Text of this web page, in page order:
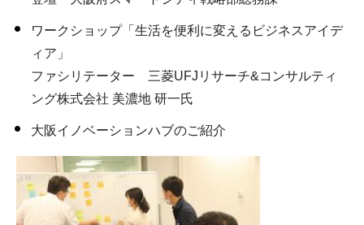
ワークショップ「生活を便利に変えるビジネスアイデ
ィア」
ファシリテーター 三菱UFJリサーチ&コンサルティ
ング株式会社 美濃地 研一氏
大阪イノベーションハブのご紹介